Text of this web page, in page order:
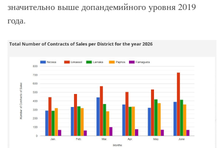
значительно выше допандемийного уровня 2019
года.